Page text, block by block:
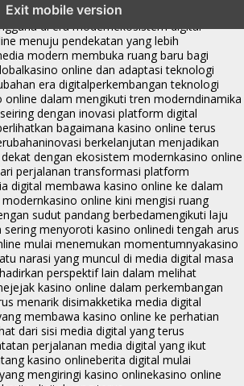
Exit mobile version
perkembangan kasino online mencerminkan
di era modernekosistem digital
menuju pendekatan yang lebih
modern membuka ruang baru bagi
kasino online dan adaptasi teknologi
era digitalperkembangan teknologi
online dalam mengikuti tren moderndinamika
dengan inovasi platform digital
bagaimana kasino online terus
inovasi berkelanjutan menjadikan
dengan ekosistem modernkasino online
perjalanan transformasi platform
digital membawa kasino online ke dalam
kasino online kini mengisi ruang
sudut pandang berbedamengikuti laju
sering menyoroti kasino onlinedi tengah arus
mulai menemukan momentumnyakasino
narasi yang muncul di media digital masa
perspektif lain dalam melihat
jejak kasino online dalam perkembangan
menarik disimakketika media digital
membawa kasino online ke perhatian
dari sisi media digital yang terus
perjalanan media digital yang ikut
kasino onlineberita digital mulai
mengiringi kasino onlinekasino online